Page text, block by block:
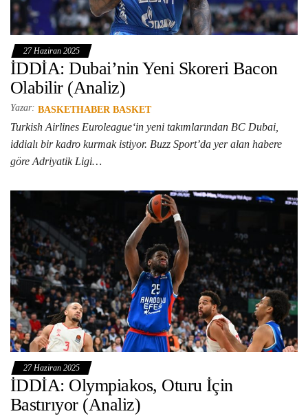
27 Haziran 2025
İDDİA: Dubai’nin Yeni Skoreri Bacon
Olabilir (Analiz)
Yazar: BASKETHABER BASKET
Turkish Airlines Euroleague‘in yeni takımlarından BC Dubai,
iddialı bir kadro kurmak istiyor. Buzz Sport’da yer alan habere
göre Adriyatik Ligi…
27 Haziran 2025
İDDİA: Olympiakos, Oturu İçin
Bastırıyor (Analiz)